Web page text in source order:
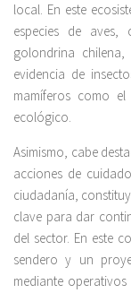
local. En este
especies de
golondrina
evidencia de
mamíferos como
ecológico.
Asimismo, cabe
acciones de
ciudadanía,
clave para dar
del sector. En este
sendero y un
mediante